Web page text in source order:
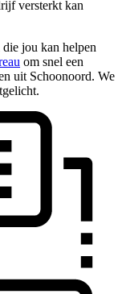
versterkt kan
jou kan helpen
om snel een
uit Schoonoord. We